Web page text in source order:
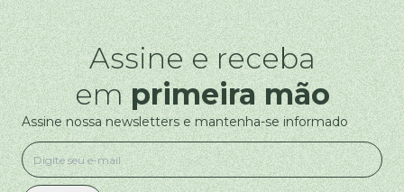
Assine e receba
emprimeira mão
Assine nossa newsletters e mantenha-se informado